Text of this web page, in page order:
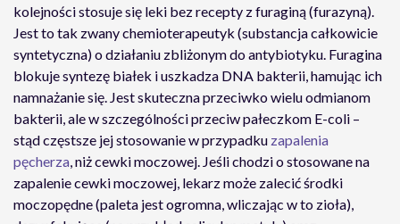
kolejności stosuje się leki bez recepty z furaginą (furazyną).
Jest to tak zwany chemioterapeutyk (substancja całkowicie
syntetyczna) o działaniu zbliżonym do antybiotyku. Furagina
blokuje syntezę białek i uszkadza DNA bakterii, hamując ich
namnażanie się. Jest skuteczna przeciwko wielu odmianom
bakterii, ale w szczególności przeciw pałeczkom E-coli –
stąd częstsze jej stosowanie w przypadku zapalenia
pęcherza, niż cewki moczowej. Jeśli chodzi o stosowane na
zapalenie cewki moczowej, lekarz może zalecić środki
moczopędne (paleta jest ogromna, wliczając w to zioła),